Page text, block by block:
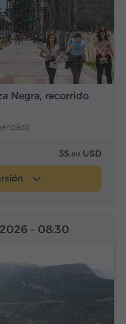
Negra, recorrido
35.80 USD
- 08:30